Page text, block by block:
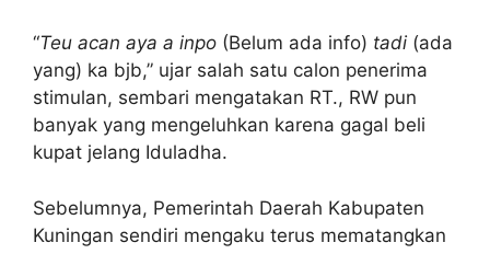
“Teu acan aya a inpo (Belum ada info) tadi (ada
yang) ka bjb,” ujar salah satu calon penerima
stimulan, sembari mengatakan RT., RW pun
banyak yang mengeluhkan karena gagal beli
kupat jelang Iduladha.
Sebelumnya, Pemerintah Daerah Kabupaten
Kuningan sendiri mengaku terus mematangkan